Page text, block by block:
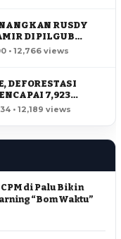
RUSDY
DI PILGUB
• 12,766 views
DEFORESTASI
7,923
• 12,189 views
CPM di Palu Bikin
“Bom Waktu”